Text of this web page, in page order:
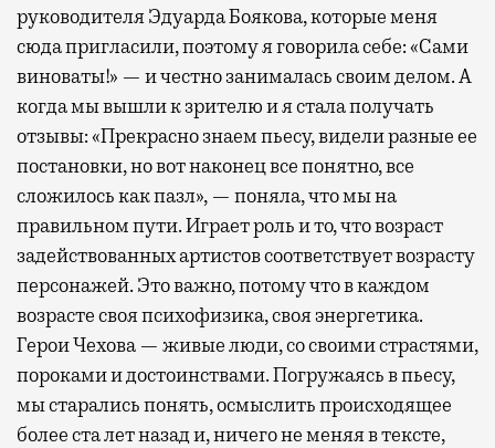
руководителя Эдуарда Боякова, которые меня
сюда пригласили, поэтому я говорила себе: «Сами
виноваты!» — и честно занималась своим делом. А
когда мы вышли к зрителю и я стала получать
отзывы: «Прекрасно знаем пьесу, видели разные ее
постановки, но вот наконец все понятно, все
сложилось как пазл», — поняла, что мы на
правильном пути. Играет роль и то, что возраст
задействованных артистов соответствует возрасту
персонажей. Это важно, потому что в каждом
возрасте своя психофизика, своя энергетика.
Герои Чехова — живые люди, со своими страстями,
пороками и достоинствами. Погружаясь в пьесу,
мы старались понять, осмыслить происходящее
более ста лет назад и, ничего не меняя в тексте,